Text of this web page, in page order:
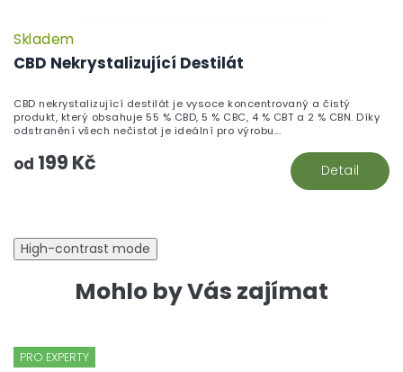
CBD Nekrystalizující Destilát
Skladem
od 199 Kč Detail
CBD nekrystalizující destilát je vysoce koncentrovaný a čistý
produkt, který obsahuje 55 % CBD, 5 % CBC, 4 % CBT a 2 % CBN. Díky
odstranění všech nečistot je ideální pro výrobu...
High-contrast mode
Mohlo by Vás zajímat
PRO EXPERTY